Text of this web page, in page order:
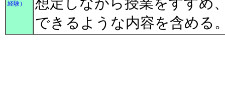
経験）
できるような内容を含める